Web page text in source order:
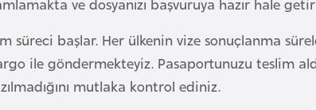
süreci başlar. Her ülkenin vize sonuçlanma
ile göndermekteyiz. Pasaportunuzu teslim
mutlaka kontrol ediniz.